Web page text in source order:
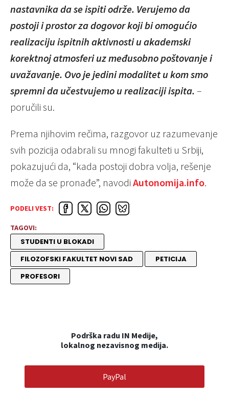
nastavnika da se ispiti održe. Verujemo da
postoji i prostor za dogovor koji bi omogućio
realizaciju ispitnih aktivnosti u akademski
korektnoj atmosferi uz međusobno poštovanje i
uvažavanje. Ovo je jedini modalitet u kom smo
spremni da učestvujemo u realizaciji ispita. –
poručili su.
Prema njihovim rečima, razgovor uz razumevanje
svih pozicija odabrali su mnogi fakulteti u Srbiji,
pokazujući da, “kada postoji dobra volja, rešenje
može da se pronađe”, navodi Autonomija.info.
PODELI VEST:
TAGOVI:
STUDENTI U BLOKADI
FILOZOFSKI FAKULTET NOVI SAD
PETICIJA
PROFESORI
Podrška radu IN Medije,
lokalnog nezavisnog medija.
PayPal